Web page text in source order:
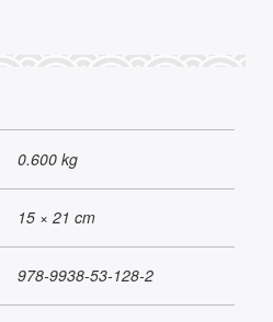
0.600 kg
15 × 21 cm
978-9938-53-128-2